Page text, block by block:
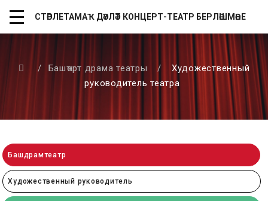
СТӘРЛЕТАМАҠ ДӘҮЛӘТ КОНЦЕРТ-ТЕАТР БЕРЛӘШМӘҺЕ
/ Башҡорт драма театры /
Художественный
руководитель театра
Башдрамтеатр
Художественный руководитель